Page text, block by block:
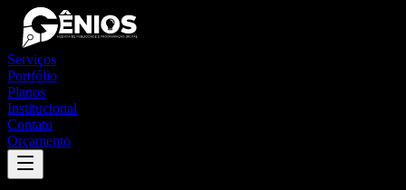
Serviços
Portfólio
Planos
Institucional
Contato
Orçamento